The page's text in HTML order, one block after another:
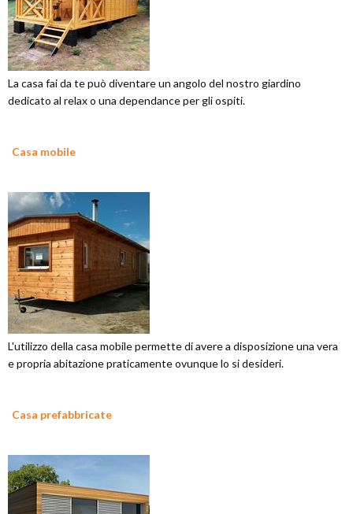
La casa fai da te può diventare un angolo del nostro giardino
dedicato al relax o una dependance per gli ospiti.
Casa mobile
L'utilizzo della casa mobile permette di avere a disposizione una vera
e propria abitazione praticamente ovunque lo si desideri.
Casa prefabbricate